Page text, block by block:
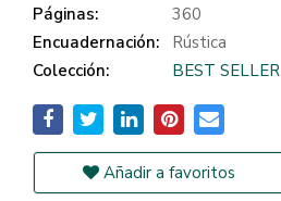
Páginas:
360
Encuadernación:
Rústica
Colección:
BEST SELLER
Añadir a favoritos